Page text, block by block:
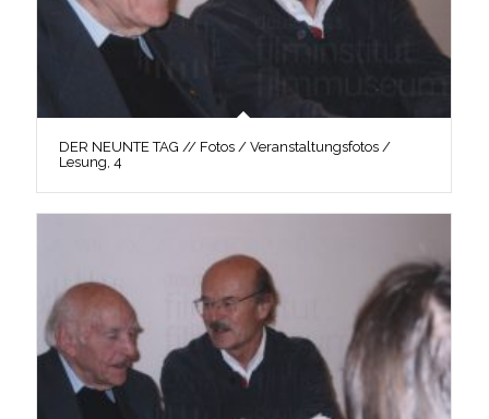
DER NEUNTE TAG // Fotos / Veranstaltungsfotos /
Lesung, 4